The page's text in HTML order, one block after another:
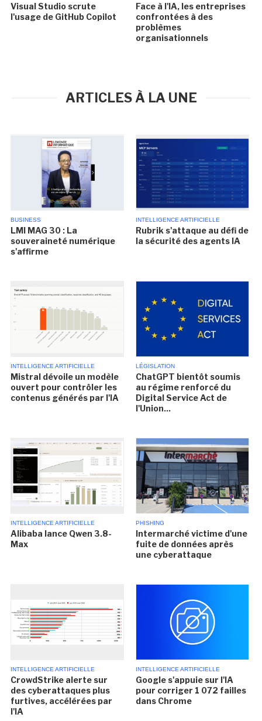
Visual Studio scrute
l'usage de GitHub Copilot
Face à l'IA, les entreprises
confrontées à des
problèmes
organisationnels
ARTICLES À LA UNE
BUSINESS
LMI MAG 30 : La
souveraineté numérique
s'affirme
INTELLIGENCE ARTIFICIELLE
Rubrik s'attaque au défi de
la sécurité des agents IA
INTELLIGENCE ARTIFICIELLE
Mistral dévoile un modèle
ouvert pour contrôler les
contenus générés par l'IA
LÉGISLATION
ChatGPT bientôt soumis
au régime renforcé du
Digital Service Act de
l'Union...
INTELLIGENCE ARTIFICIELLE
Alibaba lance Qwen 3.8-
Max
PHISHING
Intermarché victime d'une
fuite de données après
une cyberattaque
INTELLIGENCE ARTIFICIELLE
CrowdStrike alerte sur
des cyberattaques plus
furtives, accélérées par
l'IA
INTELLIGENCE ARTIFICIELLE
Google s'appuie sur l'IA
pour corriger 1 072 failles
dans Chrome